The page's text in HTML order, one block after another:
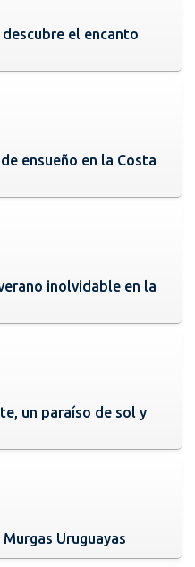
el encanto
ensueño en la Costa
inolvidable en la
un paraíso de sol y
Uruguayas